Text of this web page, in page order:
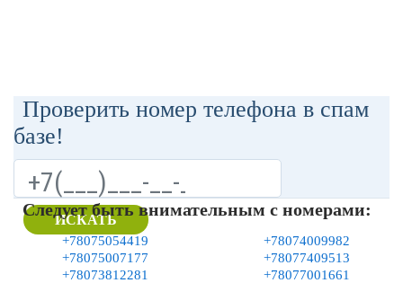
Проверить номер телефона в спам
базе!
ИСКАТЬ
Следует быть внимательным с номерами:
+78075054419
+78074009982
+78075007177
+78077409513
+78073812281
+78077001661